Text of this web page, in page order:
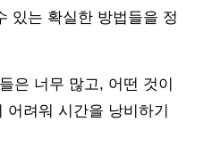
있는 확실한 방법들을 정
은 너무 많고, 어떤 것이
어려워 시간을 낭비하기